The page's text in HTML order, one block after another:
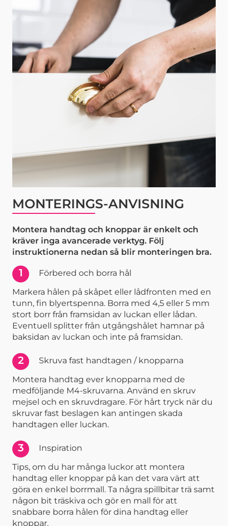
MONTERINGS-ANVISNING
Montera handtag och knoppar är enkelt och
kräver inga avancerade verktyg. Följ
instruktionerna nedan så blir monteringen bra.
1
Förbered och borra hål
Markera hålen på skåpet eller lådfronten med en
tunn, fin blyertspenna. Borra med 4,5 eller 5 mm
stort borr från framsidan av luckan eller lådan.
Eventuell splitter från utgångshålet hamnar på
baksidan av luckan och inte på framsidan.
2
Skruva fast handtagen / knopparna
Montera handtag ever knopparna med de
medföljande M4-skruvarna. Använd en skruv
mejsel och en skruvdragare. För hårt tryck när du
skruvar fast beslagen kan antingen skada
handtagen eller luckan.
3
Inspiration
Tips, om du har många luckor att montera
handtag eller knoppar på kan det vara värt att
göra en enkel borrmall. Ta några spillbitar trä samt
någon bit träskiva och gör en mall för att
snabbare borra hålen för dina handtag eller
knoppar.